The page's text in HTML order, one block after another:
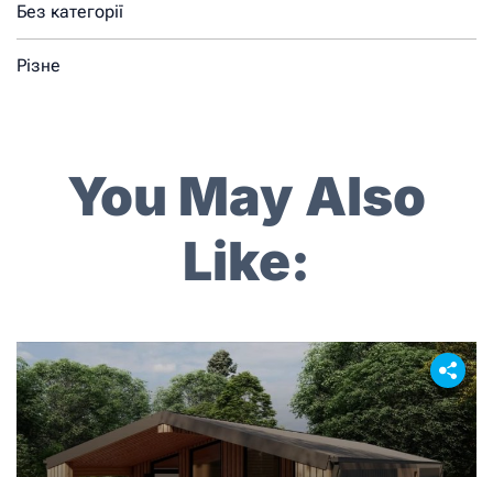
Без категорії
Різне
You May Also
Like: